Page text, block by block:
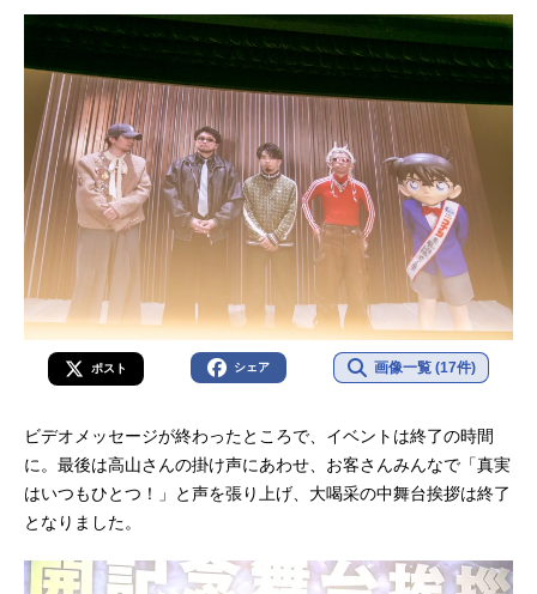
ポスト シェア 画像一覧 (17件)
ビデオメッセージが終わったところで、イベントは終了の時間
に。最後は高山さんの掛け声にあわせ、お客さんみんなで「真実
はいつもひとつ！」と声を張り上げ、大喝采の中舞台挨拶は終了
となりました。